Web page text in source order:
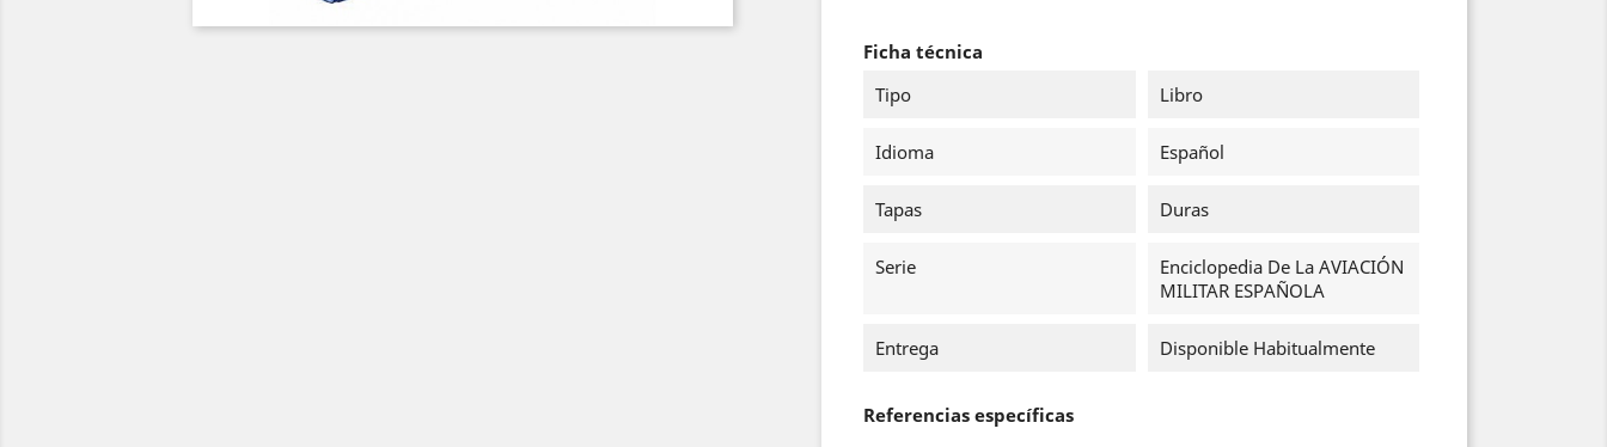
Ficha técnica
Tipo
Libro
Idioma Español
Tapas Duras
Serie
Enciclopedia De La AVIACIÓN
MILITAR ESPAÑOLA
Entrega Disponible Habitualmente
Referencias específicas